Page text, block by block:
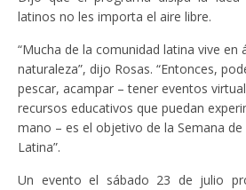
latinos no les importa el aire libre.
“Mucha de la comunidad latina vive en
naturaleza”, dijo Rosas. “Entonces,
pescar, acampar – tener eventos
recursos educativos que puedan
mano – es el objetivo de la Semana de
Latina”.
Un evento el sábado 23 de julio